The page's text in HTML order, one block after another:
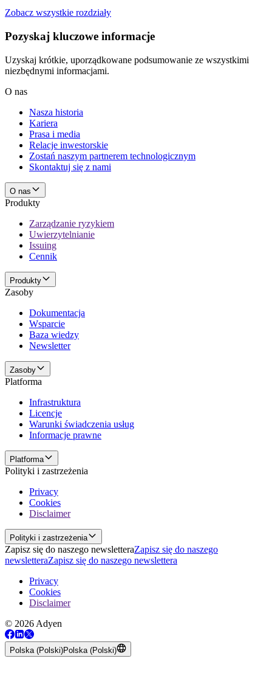
Zobacz wszystkie rozdziały
Pozyskaj kluczowe informacje
Uzyskaj krótkie, uporządkowane podsumowanie ze wszystkimi
niezbędnymi informacjami.
O nas
Nasza historia
Kariera
Prasa i media
Relacje inwestorskie
Zostań naszym partnerem technologicznym
Skontaktuj się z nami
O nas
Produkty
Zarządzanie ryzykiem
Uwierzytelnianie
Issuing
Cennik
Produkty
Zasoby
Dokumentacja
Wsparcie
Baza wiedzy
Newsletter
Zasoby
Platforma
Infrastruktura
Licencje
Warunki świadczenia usług
Informacje prawne
Platforma
Polityki i zastrzeżenia
Privacy
Cookies
Disclaimer
Polityki i zastrzeżenia
Zapisz się do naszego newsletteraZapisz się do naszego
newsletteraZapisz się do naszego newslettera
Privacy
Cookies
Disclaimer
© 2026 Adyen
Polska (Polski)Polska (Polski)